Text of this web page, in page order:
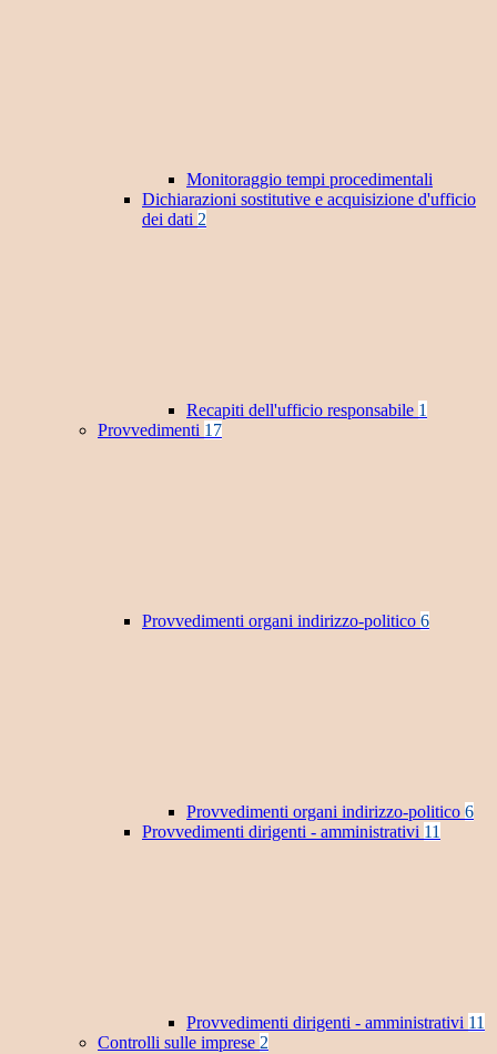
Monitoraggio tempi procedimentali
Dichiarazioni sostitutive e acquisizione d'ufficio
dei dati 2
Recapiti dell'ufficio responsabile 1
Provvedimenti 17
Provvedimenti organi indirizzo-politico 6
Provvedimenti organi indirizzo-politico 6
Provvedimenti dirigenti - amministrativi 11
Provvedimenti dirigenti - amministrativi 11
Controlli sulle imprese 2